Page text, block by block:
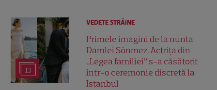
13
VEDETE STRĂINE
Primele imagini de la nunta
Damlei Sönmez. Actrița din
„Legea familiei” s-a căsătorit
într-o ceremonie discretă la
Istanbul